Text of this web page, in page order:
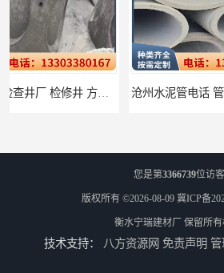
沧州水泥管电话 管壁均匀厚度一致
您是第3366739位访客
版权所有 ©2026-08-09 冀ICP备
衡水宁瑞建材厂 保留所有
技术支持： 八方资源网 免责声明 管